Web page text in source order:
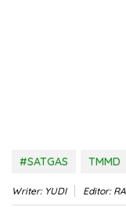
#SATGAS TMMD
Writer: YUDI Editor: